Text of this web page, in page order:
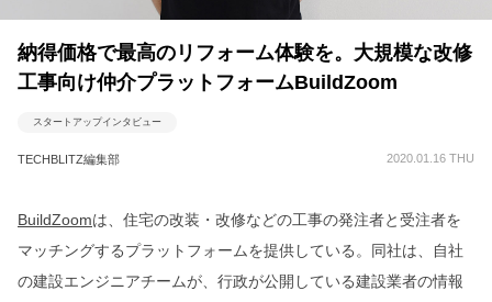
納得価格で最高のリフォーム体験を。大規模な改修
工事向け仲介プラットフォームBuildZoom
スタートアップインタビュー
TECHBLITZ編集部 2020.01.16 THU
BuildZoomは、住宅の改装・改修などの工事の発注者と受注者を
マッチングするプラットフォームを提供している。同社は、自社
の建設エンジニアチームが、行政が公開している建設業者の情報